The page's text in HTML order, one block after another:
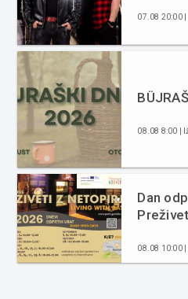
07.08 20:00 |
08.08 8:00 |
Dan
08.08 10:00 |